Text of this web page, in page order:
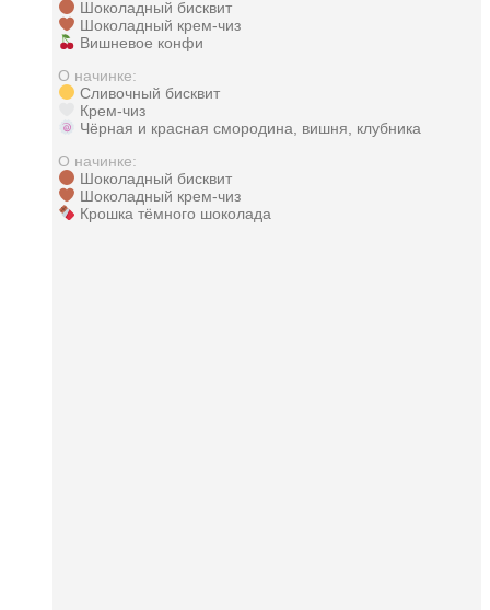
Шоколадный бисквит
Шоколадный крем-чиз
Вишневое конфи
О начинке:
Сливочный бисквит
Крем-чиз
Чёрная и красная смородина, вишня, клубника
О начинке:
Шоколадный бисквит
Шоколадный крем-чиз
Крошка тёмного шоколада